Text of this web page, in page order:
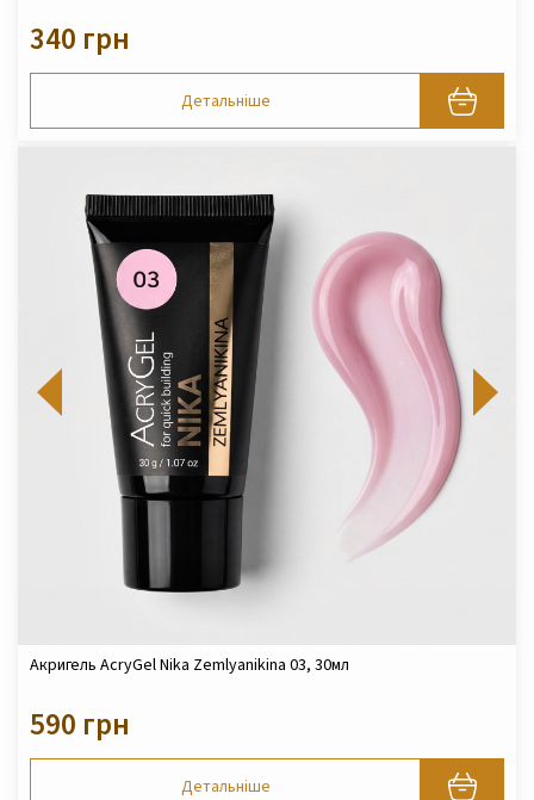
340 грн
Детальніше
Акригель AcryGel Nika Zemlyanikina 03, 30мл
590 грн
Детальніше